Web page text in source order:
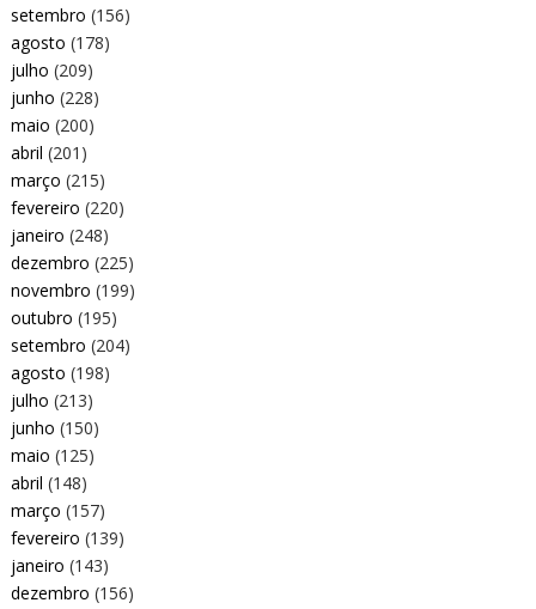
setembro (156)
agosto (178)
julho (209)
junho (228)
maio (200)
abril (201)
março (215)
fevereiro (220)
janeiro (248)
dezembro (225)
novembro (199)
outubro (195)
setembro (204)
agosto (198)
julho (213)
junho (150)
maio (125)
abril (148)
março (157)
fevereiro (139)
janeiro (143)
dezembro (156)